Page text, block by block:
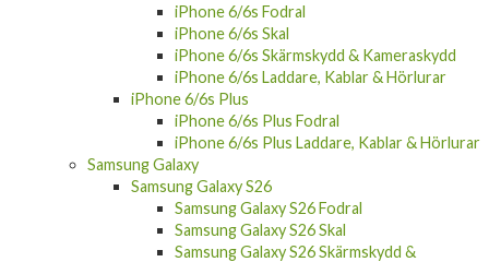
iPhone 6/6s Fodral
iPhone 6/6s Skal
iPhone 6/6s Skärmskydd & Kameraskydd
iPhone 6/6s Laddare, Kablar & Hörlurar
iPhone 6/6s Plus
iPhone 6/6s Plus Fodral
iPhone 6/6s Plus Laddare, Kablar & Hörlurar
Samsung Galaxy
Samsung Galaxy S26
Samsung Galaxy S26 Fodral
Samsung Galaxy S26 Skal
Samsung Galaxy S26 Skärmskydd &